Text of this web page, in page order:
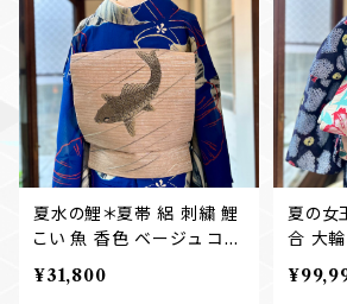
夏水の鯉＊夏帯 絽 刺繍 鯉
こい 魚 香色 ベージュ コル
ク アンティーク夏名古屋帯
B722
¥31,800
夏の女
合 大
ンティ
7